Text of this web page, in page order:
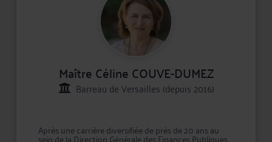
Maître Céline COUVE-DUMEZ
Barreau de Versailles (depuis 2016)
Après une carrière diversifiée de près de 20 ans au
sein de la Direction Générale des Finances Publiques,